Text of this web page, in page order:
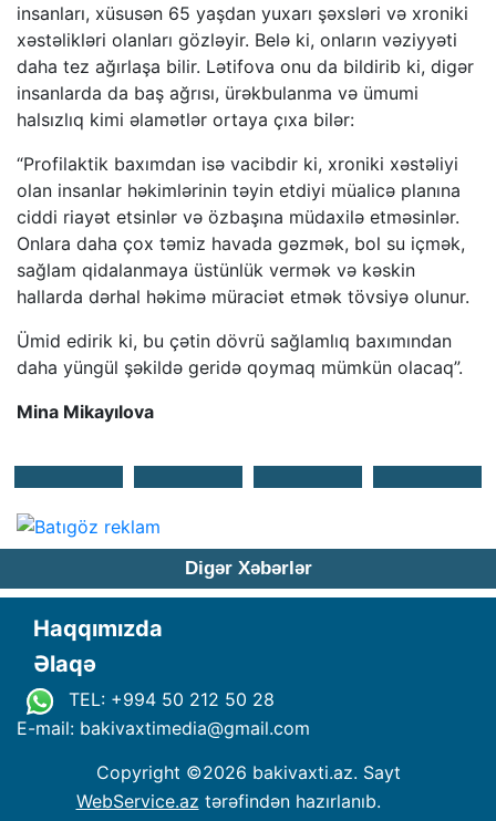
insanları, xüsusən 65 yaşdan yuxarı şəxsləri və xroniki
xəstəlikləri olanları gözləyir. Belə ki, onların vəziyyəti
daha tez ağırlaşa bilir. Lətifova onu da bildirib ki, digər
insanlarda da baş ağrısı, ürəkbulanma və ümumi
halsızlıq kimi əlamətlər ortaya çıxa bilər:
“Profilaktik baxımdan isə vacibdir ki, xroniki xəstəliyi
olan insanlar həkimlərinin təyin etdiyi müalicə planına
ciddi riayət etsinlər və özbaşına müdaxilə etməsinlər.
Onlara daha çox təmiz havada gəzmək, bol su içmək,
sağlam qidalanmaya üstünlük vermək və kəskin
hallarda dərhal həkimə müraciət etmək tövsiyə olunur.
Ümid edirik ki, bu çətin dövrü sağlamlıq baxımından
daha yüngül şəkildə geridə qoymaq mümkün olacaq”.
Mina Mikayılova
Digər Xəbərlər
Haqqımızda
Əlaqə
TEL: +994 50 212 50 28
E-mail: bakivaxtimedia@gmail.com
Copyright ©2026 bakivaxti.az. Sayt
WebService.az tərəfindən hazırlanıb.